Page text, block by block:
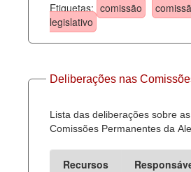
Etiquetas: comissão
legislativo
Deliberações nas
Lista das deliberações sobre
Comissões Permanentes da
Recursos